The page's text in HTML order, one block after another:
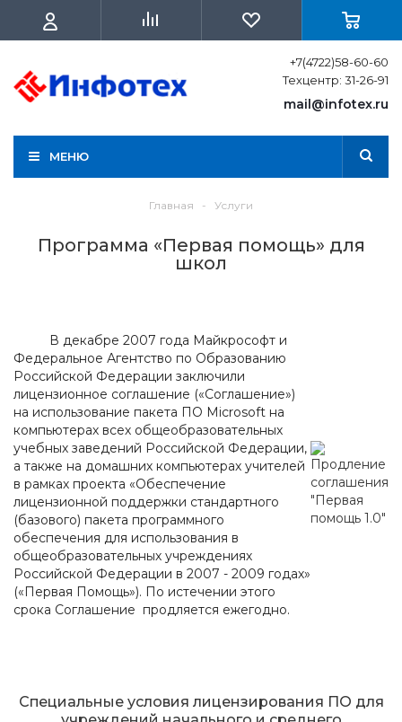
+7(4722)58-60-60
Техцентр: 31-26-91
mail@infotex.ru
МЕНЮ
Главная - Услуги
Программа «Первая помощь» для
школ
В декабре 2007 года Майкрософт и
Федеральное Агентство по Образованию
Российской Федерации заключили
лицензионное соглашение («Соглашение»)
на использование пакета ПО Microsoft на
компьютерах всех общеобразовательных
учебных заведений Российской Федерации,
а также на домашних компьютерах учителей
в рамках проекта «Обеспечение
лицензионной поддержки стандартного
(базового) пакета программного
обеспечения для использования в
общеобразовательных учреждениях
Российской Федерации в 2007 - 2009 годах»
(«Первая Помощь»). По истечении этого
срока Соглашение продляется ежегодно.
Специальные условия лицензирования ПО для